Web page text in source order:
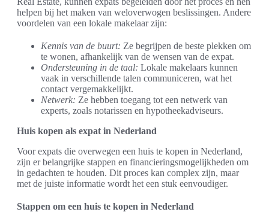
helpen bij het maken van weloverwogen beslissingen. Andere
voordelen van een lokale makelaar zijn:
Kennis van de buurt: Ze begrijpen de beste plekken om
te wonen, afhankelijk van de wensen van de expat.
Ondersteuning in de taal: Lokale makelaars kunnen
vaak in verschillende talen communiceren, wat het
contact vergemakkelijkt.
Netwerk: Ze hebben toegang tot een netwerk van
experts, zoals notarissen en hypotheekadviseurs.
Huis kopen als expat in Nederland
Voor expats die overwegen een huis te kopen in Nederland,
zijn er belangrijke stappen en financieringsmogelijkheden om
in gedachten te houden. Dit proces kan complex zijn, maar
met de juiste informatie wordt het een stuk eenvoudiger.
Stappen om een huis te kopen in Nederland